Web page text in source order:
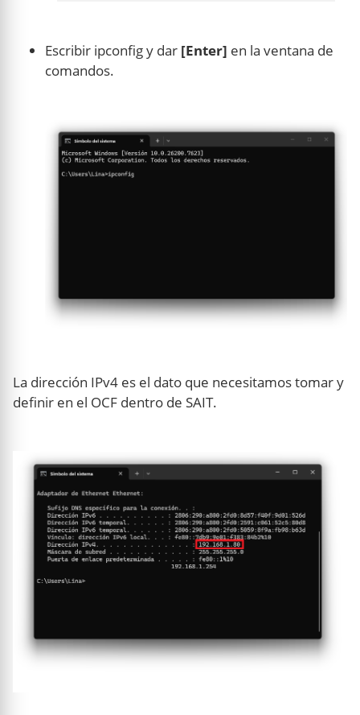
Escribir ipconfig y dar [Enter] en la ventana de
comandos.
La dirección IPv4 es el dato que necesitamos tomar y
definir en el OCF dentro de SAIT.